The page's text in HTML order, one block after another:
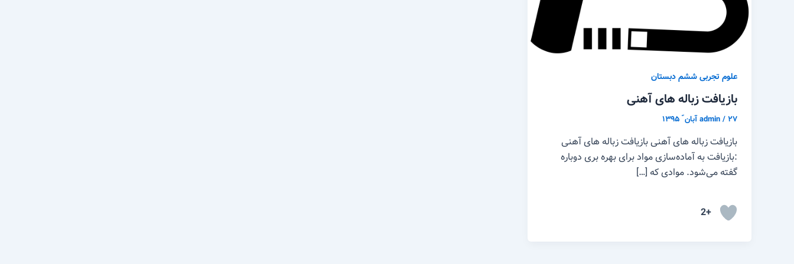
علوم تجربی ششم دبستان
بازیافت زباله های آهنی
admin/۲۷ آبان ّ ۱۳۹۵
بازیافت زباله های آهنی بازیافت زباله های آهنی
:بازیافت به آماده‌سازی مواد برای بهره بری دوباره
گفته می‌شود. موادی که […]
+2